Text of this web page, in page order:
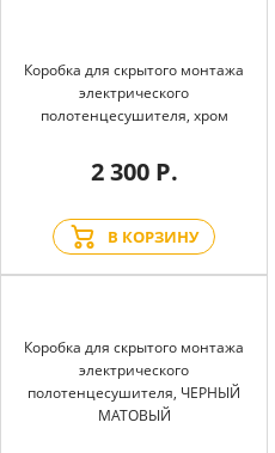
Коробка для скрытого монтажа
электрического
полотенцесушителя, хром
2 300 Р.
В КОРЗИНУ
Коробка для скрытого монтажа
электрического
полотенцесушителя, ЧЕРНЫЙ
МАТОВЫЙ